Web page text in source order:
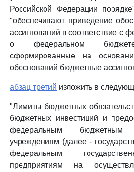
Российской Федерации
"обеспечивают приведение
ассигнований в соответствие с
о федеральном
сформированные на
обоснований бюджетные
абзац третий изложить в
"Лимиты бюджетных
бюджетных инвестиций и
федеральным
учреждениям (далее -
федеральным
предприятиям на